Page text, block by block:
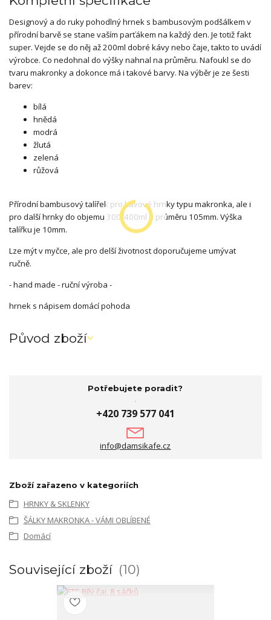
Designový a do ruky pohodlný hrnek s bambusovým podšálkem v
přírodní barvě se stane vaším parťákem na každý den. Je totiž fakt
super. Vejde se do něj až 200ml dobré kávy nebo čaje, takto to uvádí
výrobce. Co nedohnal do výšky nahnal na průměru. Nafoukl se do
tvaru makronky a dokonce má i takové barvy. Na výběr je ze šesti
barev:
bílá
hnědá
modrá
žlutá
zelená
růžová
Přírodní bambusový talířek pro kávové hrnky typu makronka, ale i
pro další hrnky do objemu 300/400ml a průměru 105mm. Výška
talířku je 10mm.
Lze mýt v myčce, ale pro delší životnost doporučujeme umývat
ručně.
- hand made - ruční výroba -
hrnek s nápisem domácí pohoda
Původ zboží
Potřebujete poradit?
+420 739 577 041
info@damsikafe.cz
Zboží zařazeno v kategoriích
HRNKY & SKLENKY
ŠÁLKY MAKRONKA - VÁMI OBLÍBENÉ
Domácí
Související zboží 10